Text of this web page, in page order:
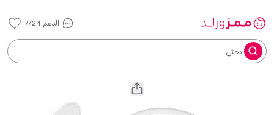
الدعم 7/24
ابحثي